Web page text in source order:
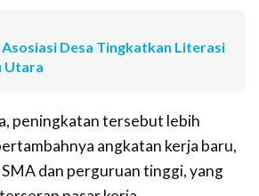
Asosiasi Desa Tingkatkan Literasi
Utara
peningkatan tersebut lebih
angkatan kerja baru,
dan perguruan tinggi, yang